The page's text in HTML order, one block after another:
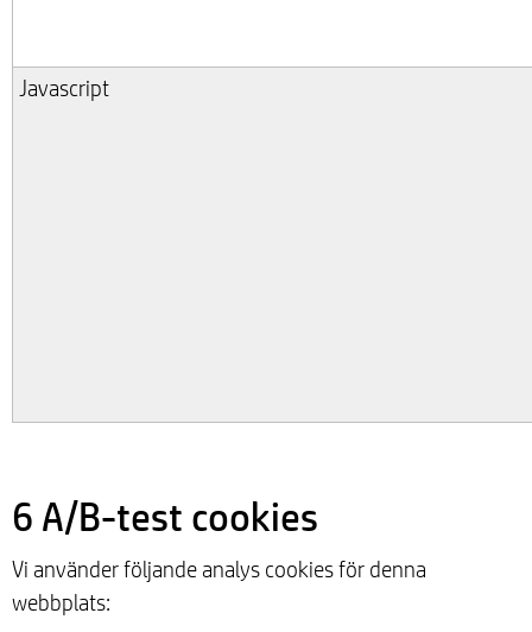
Javascript
6 A/B-test cookies
Vi använder följande analys cookies för denna
webbplats: